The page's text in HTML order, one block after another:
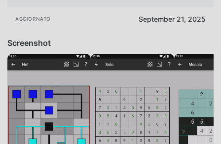
AGGIORNATO September 21, 2025
Screenshot